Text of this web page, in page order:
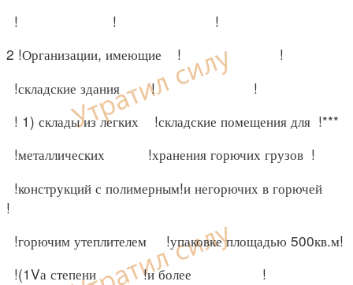
! ! !
2 !Организации, имеющие ! !
!складские здания ! !
! 1) склады из легких !складские помещения для !***
!металлических !хранения горючих грузов !
!конструкций с полимерным!и негорючих в горючей
!
!горючим утеплителем !упаковке площадью 500кв.м!
!(1Vа степени !и более !